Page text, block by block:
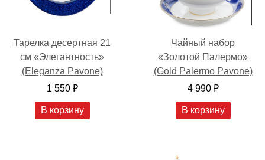
Тарелка десертная 21
см «Элегантность»
(Eleganza Pavone)
1 550 ₽
В корзину
Чайный набор
«Золотой Палермо»
(Gold Palermo Pavone)
4 990 ₽
В корзину